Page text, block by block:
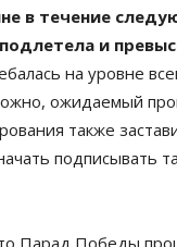
в течение
и
на уровне
ожидаемый
также
подписывать
Парад Победы